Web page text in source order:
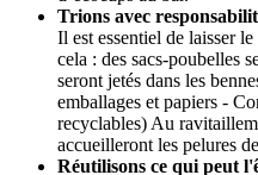
Trions avec
Il est essentiel de laisser
cela : des sacs-poubelles
seront jetés dans les
emballages et papiers -
recyclables) Au
accueilleront les pelures
Réutilisons ce qui peut